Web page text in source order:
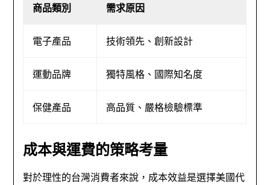
商品類別 需求原因
電子產品 技術領先、創新設計
運動品牌 獨特風格、國際知名度
保健產品 高品質、嚴格檢驗標準
成本與運費的策略考量
對於理性的台灣消費者來說，成本效益是選擇美國代